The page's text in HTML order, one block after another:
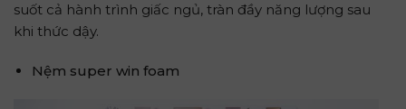
suốt cả hành trình giấc ngủ, tràn đầy năng lượng sau
khi thức dậy.
Nệm super win foam